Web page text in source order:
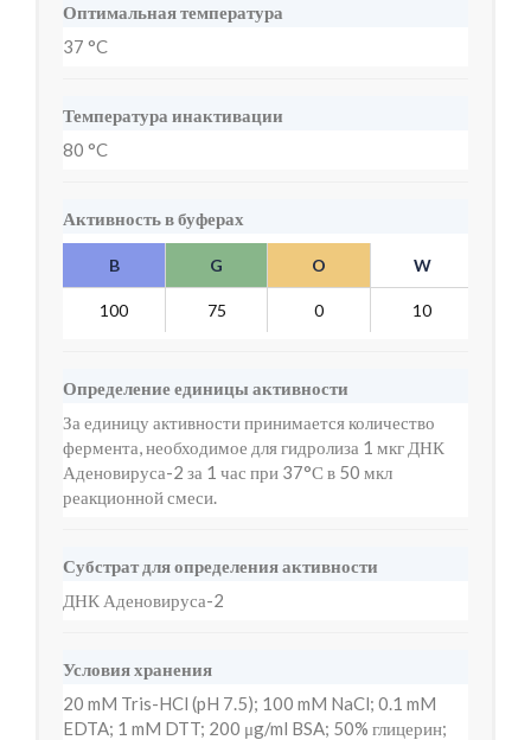
Оптимальная температура
37 °C
Температура инактивации
80 °C
Активность в буферах
B G O W
100 75 0 10
Определение единицы активности
За единицу активности принимается количество
фермента, необходимое для гидролиза 1 мкг ДНК
Аденовируса-2 за 1 час при 37°С в 50 мкл
реакционной смеси.
Субстрат для определения активности
ДНК Аденовируса-2
Условия хранения
20 mM Tris-HCl (pH 7.5); 100 mM NaCl; 0.1 mM
EDTA; 1 mM DTT; 200 μg/ml BSA; 50% глицерин;